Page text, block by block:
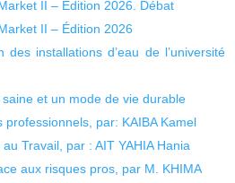
II – Édition 2026. Débat
II – Édition 2026
des installations d’eau de l’université
et un mode de vie durable
par: KAIBA Kamel
Travail, par : AIT YAHIA Hania
aux risques pros, par M. KHIMA